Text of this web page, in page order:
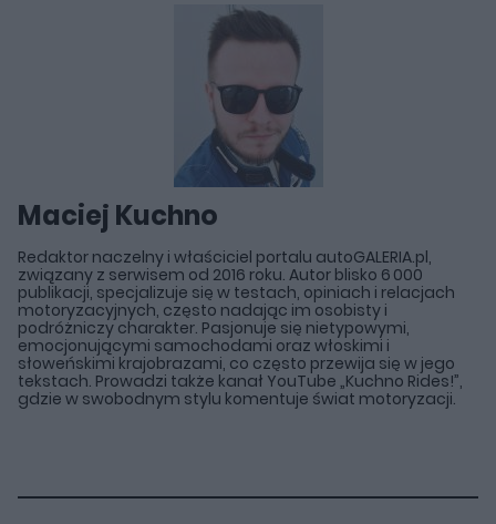
Maciej Kuchno
Redaktor naczelny i właściciel portalu autoGALERIA.pl,
związany z serwisem od 2016 roku. Autor blisko 6 000
publikacji, specjalizuje się w testach, opiniach i relacjach
motoryzacyjnych, często nadając im osobisty i
podróżniczy charakter. Pasjonuje się nietypowymi,
emocjonującymi samochodami oraz włoskimi i
słoweńskimi krajobrazami, co często przewija się w jego
tekstach. Prowadzi także kanał YouTube „Kuchno Rides!”,
gdzie w swobodnym stylu komentuje świat motoryzacji.